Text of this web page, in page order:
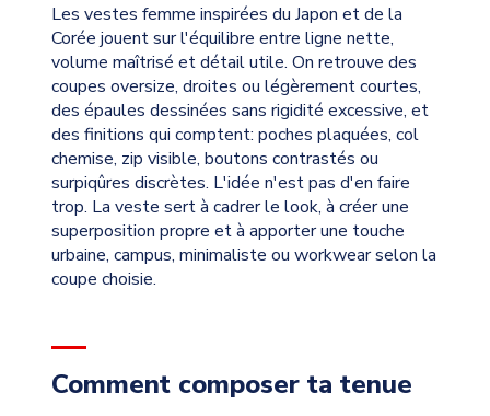
Les vestes femme inspirées du Japon et de la
Corée jouent sur l'équilibre entre ligne nette,
volume maîtrisé et détail utile. On retrouve des
coupes oversize, droites ou légèrement courtes,
des épaules dessinées sans rigidité excessive, et
des finitions qui comptent: poches plaquées, col
chemise, zip visible, boutons contrastés ou
surpiqûres discrètes. L'idée n'est pas d'en faire
trop. La veste sert à cadrer le look, à créer une
superposition propre et à apporter une touche
urbaine, campus, minimaliste ou workwear selon la
coupe choisie.
Comment composer ta tenue